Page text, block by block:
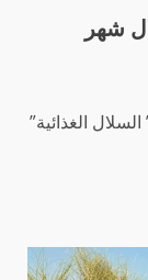
خلال شهر
” السلال الغذائية”